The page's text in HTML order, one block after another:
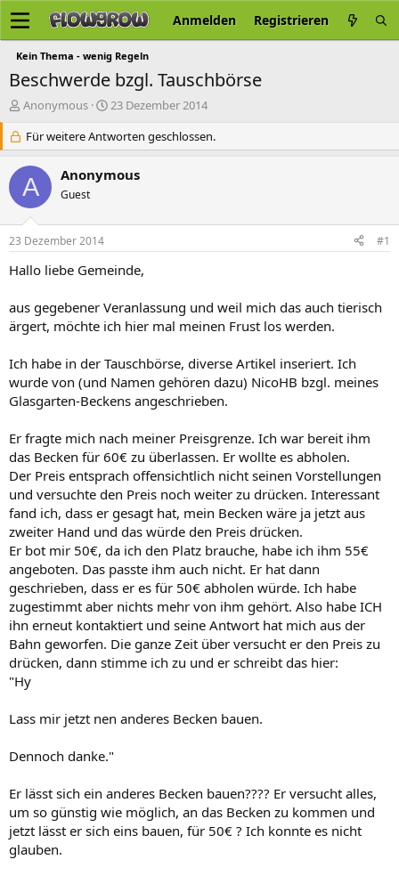
Anmelden Registrieren
Kein Thema - wenig Regeln
Beschwerde bzgl. Tauschbörse
E
s
t
e
l
e
Anonymous
E
s
t
l
m
23 Dezember 2014
Für weitere Antworten geschlossen.
A Anonymous
Guest
23 Dezember 2014 #1
Hallo liebe Gemeinde,
aus gegebener Veranlassung und weil mich das auch tierisch
ärgert, möchte ich hier mal meinen Frust los werden.
Ich habe in der Tauschbörse, diverse Artikel inseriert. Ich
wurde von (und Namen gehören dazu) NicoHB bzgl. meines
Glasgarten-Beckens angeschrieben.
Er fragte mich nach meiner Preisgrenze. Ich war bereit ihm
das Becken für 60€ zu überlassen. Er wollte es abholen.
Der Preis entsprach offensichtlich nicht seinen Vorstellungen
und versuchte den Preis noch weiter zu drücken. Interessant
fand ich, dass er gesagt hat, mein Becken wäre ja jetzt aus
zweiter Hand und das würde den Preis drücken.
Er bot mir 50€, da ich den Platz brauche, habe ich ihm 55€
angeboten. Das passte ihm auch nicht. Er hat dann
geschrieben, dass er es für 50€ abholen würde. Ich habe
zugestimmt aber nichts mehr von ihm gehört. Also habe ICH
ihn erneut kontaktiert und seine Antwort hat mich aus der
Bahn geworfen. Die ganze Zeit über versucht er den Preis zu
drücken, dann stimme ich zu und er schreibt das hier:
"Hy
Lass mir jetzt nen anderes Becken bauen.
Dennoch danke."
Er lässt sich ein anderes Becken bauen???? Er versucht alles,
um so günstig wie möglich, an das Becken zu kommen und
jetzt lässt er sich eins bauen, für 50€ ? Ich konnte es nicht
glauben.